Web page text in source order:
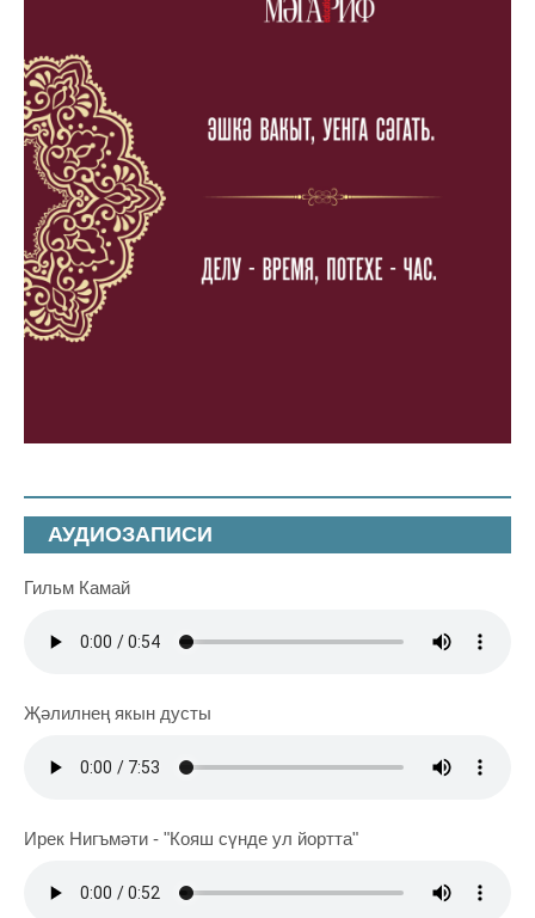
АУДИОЗАПИСИ
Гильм Камай
Җәлилнең якын дусты
Ирек Нигъмәти - "Кояш сүнде ул йортта"